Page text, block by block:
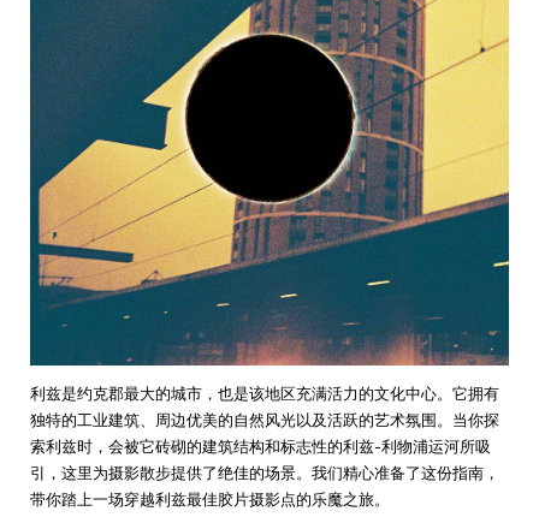
利兹是约克郡最大的城市，也是该地区充满活力的文化中心。它拥有
独特的工业建筑、周边优美的自然风光以及活跃的艺术氛围。当你探
索利兹时，会被它砖砌的建筑结构和标志性的利兹-利物浦运河所吸
引，这里为摄影散步提供了绝佳的场景。我们精心准备了这份指南，
带你踏上一场穿越利兹最佳胶片摄影点的乐魔之旅。